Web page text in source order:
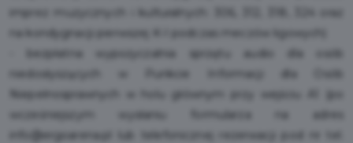
imprez muzycznych i kulturalnych: 306, 312, 318, 324 oraz
na kondygnacji pierwszej K-I podczas meczów ligowych)
- bezpłatna wypożyczalnia sprzętu audio dla osób
niedosłyszących w Punkcie Informacji dla Osób
Niepełnosprawnych w holu głównym przy wejściu A1 (po
wcześniejszym wysłaniu
formularza
na adres
info@ergoarena.pl
lub telefonicznej rezerwacji pod nr tel.